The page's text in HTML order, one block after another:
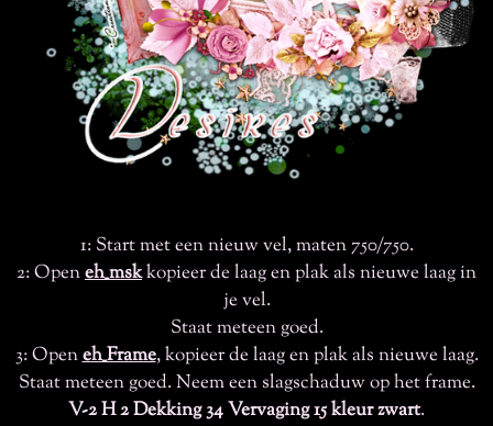
1: Start met een nieuw vel, maten 750/750.
2: Openeh_mskkopieer de laag en plak als nieuwe laag in
je vel.
Staat meteen goed.
3: Openeh_Frame, kopieer de laag en plak als nieuwe laag.
Staat meteen goed. Neem een slagschaduw op het frame.
V-2 H 2 Dekking 34 Vervaging 15 kleur zwart.